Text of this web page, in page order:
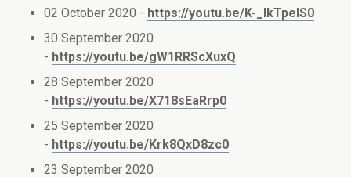
02 October 2020 - https://youtu.be/K-_IkTpeIS0
30 September 2020
- https://youtu.be/gW1RRScXuxQ
28 September 2020
- https://youtu.be/X718sEaRrp0
25 September 2020
- https://youtu.be/Krk8QxD8zc0
23 September 2020